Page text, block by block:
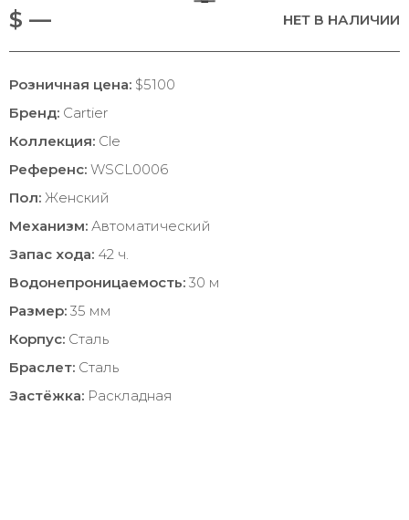
$ — НЕТ В НАЛИЧИИ
Розничная цена: $5100
Бренд: Cartier
Коллекция: Cle
Референс: WSCL0006
Пол: Женский
Механизм: Автоматический
Запас хода: 42 ч.
Водонепроницаемость: 30 м
Размер: 35 мм
Корпус: Сталь
Браслет: Сталь
Застёжка: Раскладная